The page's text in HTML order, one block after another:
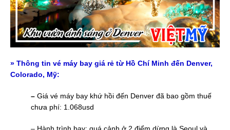
» Thông tin vé máy bay giá rẻ từ Hồ Chí Minh đến Denver,
Colorado, Mỹ:
– Giá vé máy bay khứ hồi đến Denver đã bao gồm thuế
chưa phí: 1.068usd